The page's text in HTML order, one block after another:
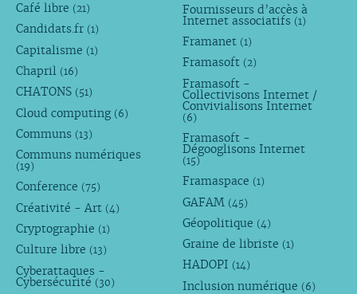
Café libre (21)
Candidats.fr (1)
Capitalisme (1)
Chapril (16)
CHATONS (51)
Cloud computing (6)
Communs (13)
Communs numériques
(19)
Conference (75)
Créativité - Art (4)
Cryptographie (1)
Culture libre (13)
Cyberattaques -
Cybersécurité (30)
Fournisseurs d’accès à
Internet associatifs (1)
Framanet (1)
Framasoft (2)
Framasoft -
Collectivisons Internet /
Convivialisons Internet
(6)
Framasoft -
Dégooglisons Internet
(15)
Framaspace (1)
GAFAM (45)
Géopolitique (4)
Graine de libriste (1)
HADOPI (14)
Inclusion numérique (6)